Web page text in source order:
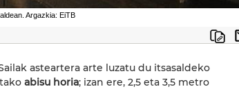
Argazkia: EiTB
asteartera arte luzatu du itsasaldeko
abisu horia; izan ere, 2,5 eta 3,5 metro